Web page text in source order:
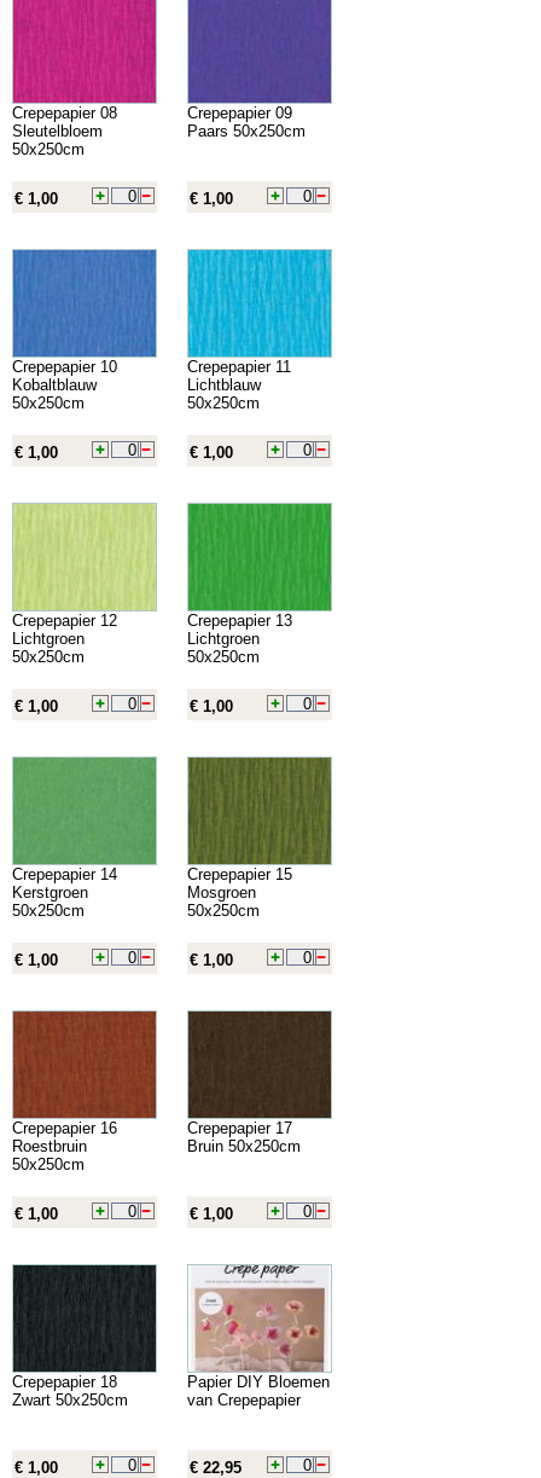
Crepepapier 08
Sleutelbloem
50x250cm
€ 1,00
Crepepapier 09
Paars 50x250cm
€ 1,00
Crepepapier 10
Kobaltblauw
50x250cm
€ 1,00
Crepepapier 11
Lichtblauw
50x250cm
€ 1,00
Crepepapier 12
Lichtgroen
50x250cm
€ 1,00
Crepepapier 13
Lichtgroen
50x250cm
€ 1,00
Crepepapier 14
Kerstgroen
50x250cm
€ 1,00
Crepepapier 15
Mosgroen
50x250cm
€ 1,00
Crepepapier 16
Roestbruin
50x250cm
€ 1,00
Crepepapier 17
Bruin 50x250cm
€ 1,00
Crepepapier 18
Zwart 50x250cm
€ 1,00
Papier DIY Bloemen
van Crepepapier
€ 22,95